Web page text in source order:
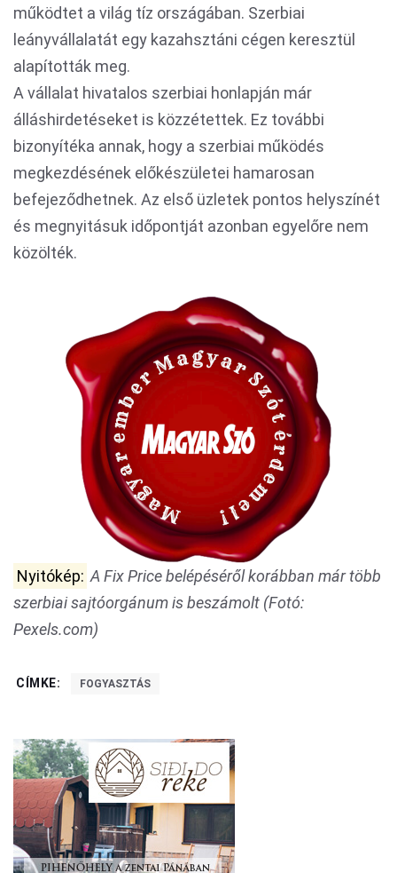
működtet a világ tíz országában. Szerbiai
leányvállalatát egy kazahsztáni cégen keresztül
alapították meg.
A vállalat hivatalos szerbiai honlapján már
álláshirdetéseket is közzétettek. Ez további
bizonyítéka annak, hogy a szerbiai működés
megkezdésének előkészületei hamarosan
befejeződhetnek. Az első üzletek pontos helyszínét
és megnyitásuk időpontját azonban egyelőre nem
közölték.
Nyitókép: A Fix Price belépéséről korábban már több
szerbiai sajtóorgánum is beszámolt (Fotó:
Pexels.com)
CÍMKE: FOGYASZTÁS